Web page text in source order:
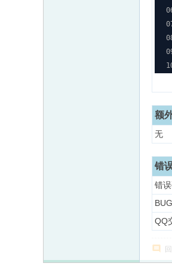
额
无
错
错
QQ